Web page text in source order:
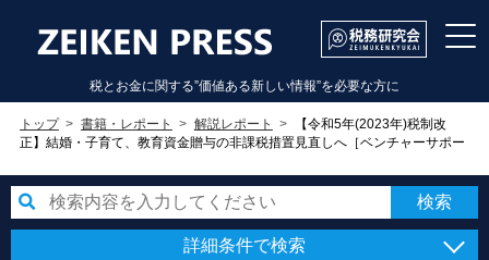
税とお金に関する”価値ある新しい情報”を必要な方に
トップ 書籍・レポート 解説レポート
【令和5年(2023年)税制改
正】結婚・子育て、教育資金贈与の非課税措置見直しへ［ベンチャーサポー
詳細条件で検索